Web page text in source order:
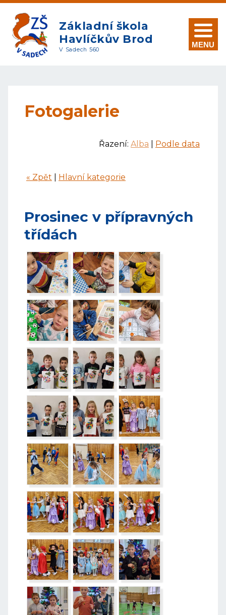
Základní škola
Havlíčkův Brod
V Sadech 560
MENU
Fotogalerie
Řazení: Alba Podle data
« Zpět Hlavní kategorie
Prosinec v přípravných
třídách